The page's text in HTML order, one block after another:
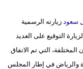
علوم
وتكنولوجيا
سعودزيارته الرسمية
التوقيع على العديد
التي تم الاتفاق
والرياض في إطار المجلس